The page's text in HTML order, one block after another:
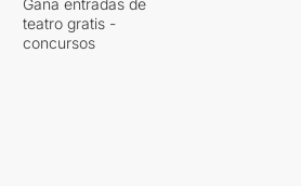
teatro gratis -
concursos